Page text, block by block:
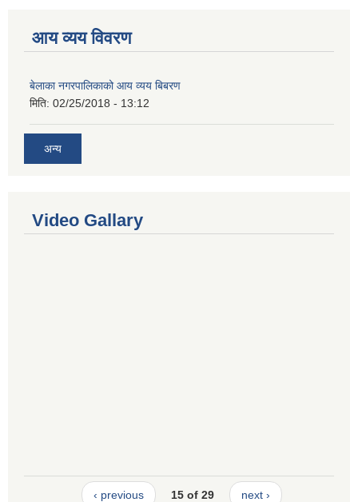
आय व्यय विवरण
बेलाका नगरपालिकाको आय व्यय बिबरण
मिति: 02/25/2018 - 13:12
अन्य
Video Gallary
‹ previous 15 of 29 next ›